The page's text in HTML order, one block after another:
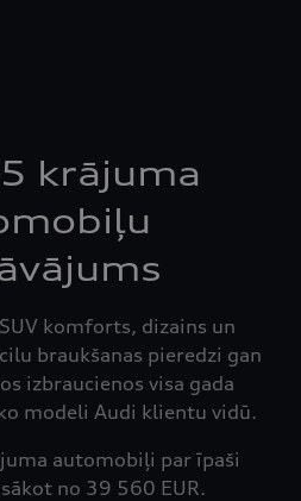
krājuma
komforts, dizains un
braukšanas pieredzi gan
izbraucienos visa gada
modeli Audi klientu vidū.
automobiļi par īpaši
no 39 560 EUR.